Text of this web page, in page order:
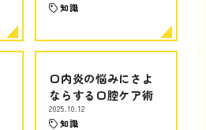
知識
口内炎の悩みにさよ
ならする口腔ケア術
2025.10.12
知識